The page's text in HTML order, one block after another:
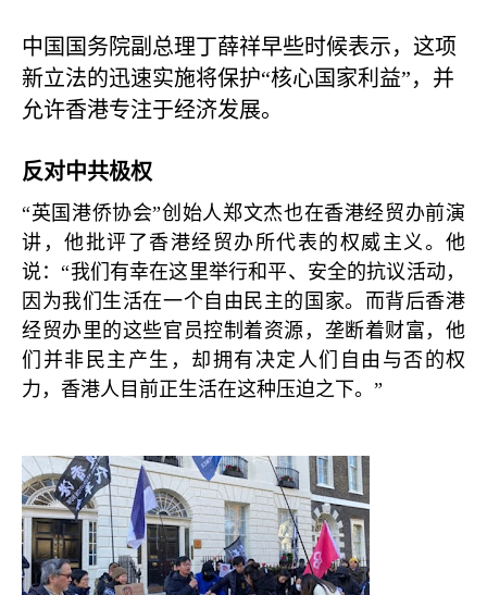
中国国务院副总理丁薛祥早些时候表示，这项
新立法的迅速实施将保护“核心国家利益”，并
允许香港专注于经济发展。
反对中共极权
“英国港侨协会”创始人郑文杰也在香港经贸办前演
讲，他批评了香港经贸办所代表的权威主义。他
说：“我们有幸在这里举行和平、安全的抗议活动，
因为我们生活在一个自由民主的国家。而背后香港
经贸办里的这些官员控制着资源，垄断着财富，他
们并非民主产生，却拥有决定人们自由与否的权
力，香港人目前正生活在这种压迫之下。”